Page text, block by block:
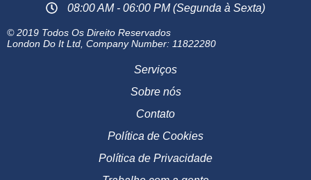
08:00 AM - 06:00 PM (Segunda à Sexta)
© 2019 Todos Os Direito Reservados
London Do It Ltd, Company Number: 11822280
Serviços
Sobre nós
Contato
Política de Cookies
Política de Privacidade